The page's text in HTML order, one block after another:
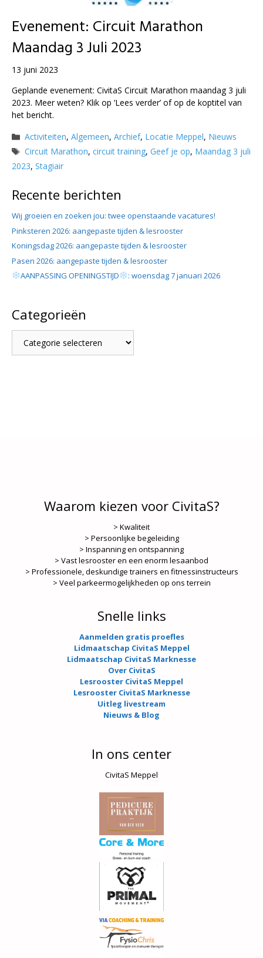
Evenement: Circuit Marathon
Maandag 3 Juli 2023
13 juni 2023
Geplande evenement: CivitaS Circuit Marathon maandag 3 juli
2023. Meer weten? Klik op ‘Lees verder’ of op de koptitel van
het bericht.
Categorieën
Activiteiten,Algemeen,Archief, Locatie Meppel, Nieuws
Tags
Circuit Marathon,circuit training,Geef je op, Maandag 3 juli
2023, Stagiair
Recente berichten
Wij groeien en zoeken jou: twee openstaande vacatures!
Pinksteren 2026: aangepaste tijden & lesrooster
Koningsdag 2026: aangepaste tijden & lesrooster
Pasen 2026: aangepaste tijden & lesrooster
AANPASSING OPENINGSTIJD
: woensdag 7 januari 2026
Categorieën
Waarom kiezen voor CivitaS?
> Kwaliteit
> Persoonlijke begeleiding
> Inspanning en ontspanning
> Vast lesrooster en een enorm lesaanbod
> Professionele, deskundige trainers en fitnessinstructeurs
> Veel parkeermogelijkheden op ons terrein
Snelle links
Aanmelden gratis proefles
Lidmaatschap CivitaS Meppel
Lidmaatschap CivitaS Marknesse
Over CivitaS
Lesrooster CivitaS Meppel
Lesrooster CivitaS Marknesse
Uitleg livestream
Nieuws & Blog
In ons center
CivitaS Meppel